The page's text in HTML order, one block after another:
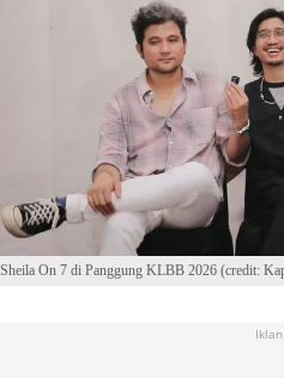
Sheila On 7 di Panggung KLBB 2026 (credit:
Iklan